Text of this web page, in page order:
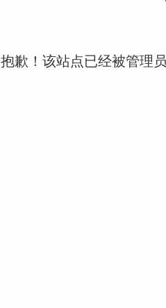
抱歉！该站点已经被管理